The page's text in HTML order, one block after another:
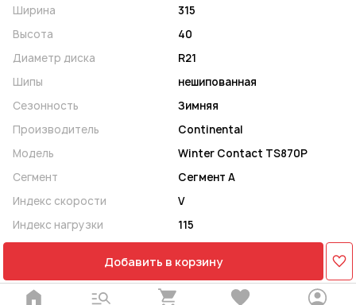
Ширина
315
Высота
40
Диаметр диска
R21
Шипы
нешипованная
Сезонность
Зимняя
Производитель
Continental
Модель
Winter Contact TS870P
Сегмент
Сегмент A
Индекс скорости
V
Индекс нагрузки
115
Добавить в корзину